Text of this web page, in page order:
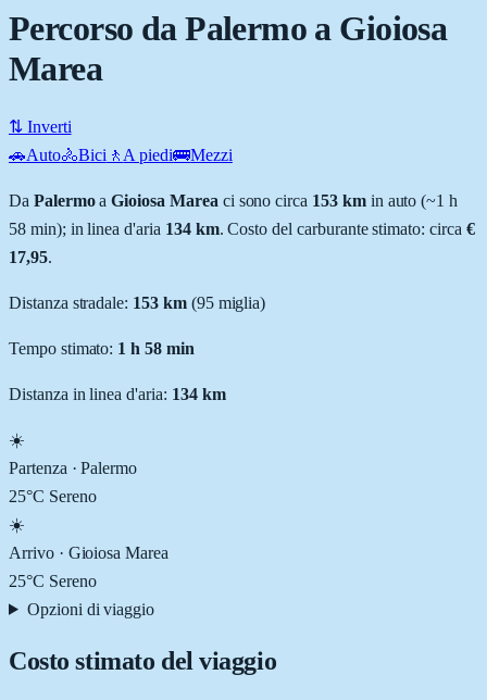
Percorso da Palermo a Gioiosa
Marea
⇅ Inverti
🚗Auto🚴Bici 🚶 A piedi🚌Mezzi
Da PalermoaGioiosa Marea ci sono circa 153kmin auto (~1 h
58 min); in linea d'aria 134km. Costo del carburante stimato: circa €
17,95.
Distanza stradale: 153km (95miglia)
Tempo stimato: 1 h 58 min
Distanza in linea d'aria: 134km
☀️
Partenza ·Palermo
25°C Sereno
☀️
Arrivo · Gioiosa Marea
25°C Sereno
Opzioni di viaggio
Costo stimato del viaggio